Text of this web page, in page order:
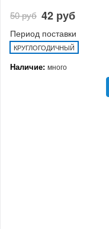
50 руб 42 руб
Период поставки
КРУГЛОГОДИЧНЫЙ
Наличие: много